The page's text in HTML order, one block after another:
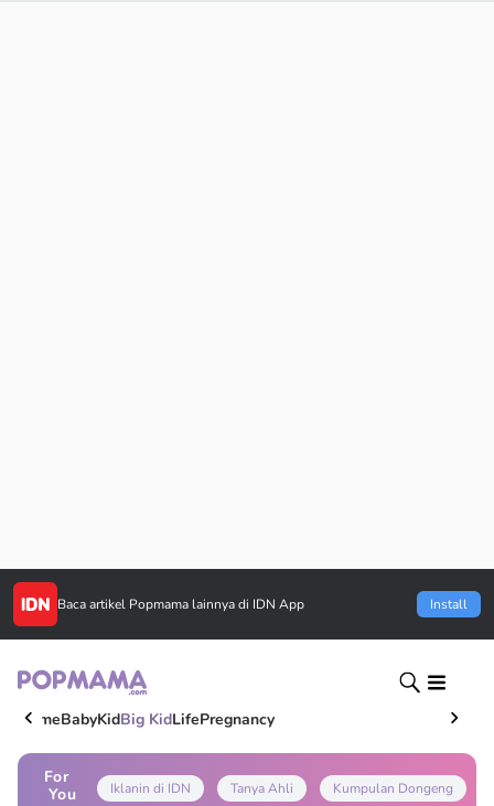
Baca artikel Popmama lainnya di IDN App Install
HomeBabyKidBig KidLifePregnancy
For
You
Iklanin di IDN Tanya Ahli Kumpulan Dongeng